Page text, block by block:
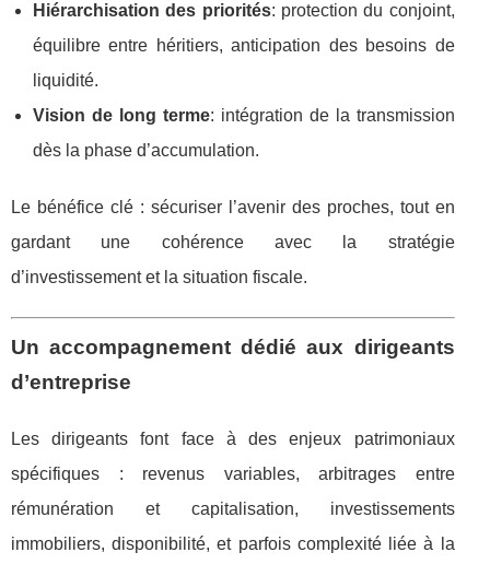
Hiérarchisation des priorités: protection du conjoint,
équilibre entre héritiers, anticipation des besoins de
liquidité.
Vision de long terme: intégration de la transmission
dès la phase d’accumulation.
Le bénéfice clé : sécuriser l’avenir des proches, tout en
gardant une cohérence avec la stratégie
d’investissement et la situation fiscale.
Un accompagnement dédié aux dirigeants
d’entreprise
Les dirigeants font face à des enjeux patrimoniaux
spécifiques : revenus variables, arbitrages entre
rémunération et capitalisation, investissements
immobiliers, disponibilité, et parfois complexité liée à la